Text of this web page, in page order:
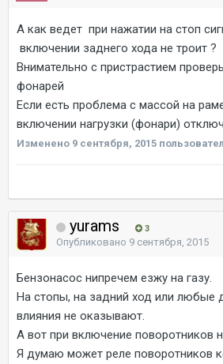
А как ведет при нажатии на стоп
включении заднего хода не троит ?
Внимательно с пристрастием
фонарей
Если есть проблема с массой на
включении нагрузки (фонари)
Изменено 9 сентября, 2015
yurams 3
Опубликовано 9 сентября, 2015
Бензонасос нипречем езжу на газу.
На стопы, на задний ход или любые
влияния не оказывают.
А вот при включение поворотников
Я думаю может реле поворотников